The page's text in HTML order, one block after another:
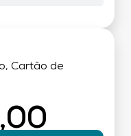
Cartão de